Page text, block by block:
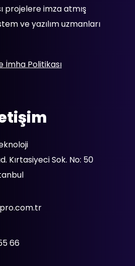
projelere imza atmış
ve yazılım uzmanları
İmha Politikası
Kırtasiyeci Sok. No: 50
66